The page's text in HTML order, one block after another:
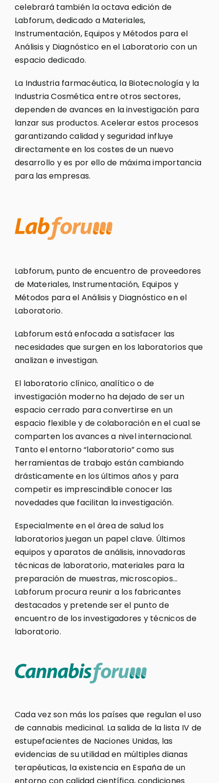
celebrará también la octava edición de
Labforum, dedicado a Materiales,
Instrumentación, Equipos y Métodos para el
Análisis y Diagnóstico en el Laboratorio con un
espacio dedicado.
La Industria farmacéutica, la Biotecnología y la
Industria Cosmética entre otros sectores,
dependen de avances en la investigación para
lanzar sus productos. Acelerar estos procesos
garantizando calidad y seguridad influye
directamente en los costes de un nuevo
desarrollo y es por ello de máxima importancia
para las empresas.
Labforum, punto de encuentro de proveedores
de Materiales, Instrumentación, Equipos y
Métodos para el Análisis y Diagnóstico en el
Laboratorio.
Labforum está enfocada a satisfacer las
necesidades que surgen en los laboratorios que
analizan e investigan.
El laboratorio clínico, analítico o de
investigación moderno ha dejado de ser un
espacio cerrado para convertirse en un
espacio flexible y de colaboración en el cual se
comparten los avances a nivel internacional.
Tanto el entorno “laboratorio” como sus
herramientas de trabajo están cambiando
drásticamente en los últimos años y para
competir es imprescindible conocer las
novedades que facilitan la investigación.
Especialmente en el área de salud los
laboratorios juegan un papel clave. Últimos
equipos y aparatos de análisis, innovadoras
técnicas de laboratorio, materiales para la
preparación de muestras, microscopios…
Labforum procura reunir a los fabricantes
destacados y pretende ser el punto de
encuentro de los investigadores y técnicos de
laboratorio.
Cada vez son más los países que regulan el uso
de cannabis medicinal. La salida de la lista IV de
estupefacientes de Naciones Unidas, las
evidencias de su utilidad en múltiples dianas
terapéuticas, la existencia en España de un